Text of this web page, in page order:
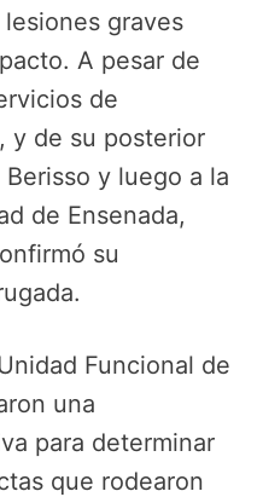
graves
A pesar de
de
y de su posterior
y luego a la
de Ensenada,
su
Funcional de
una
para determinar
que rodearon